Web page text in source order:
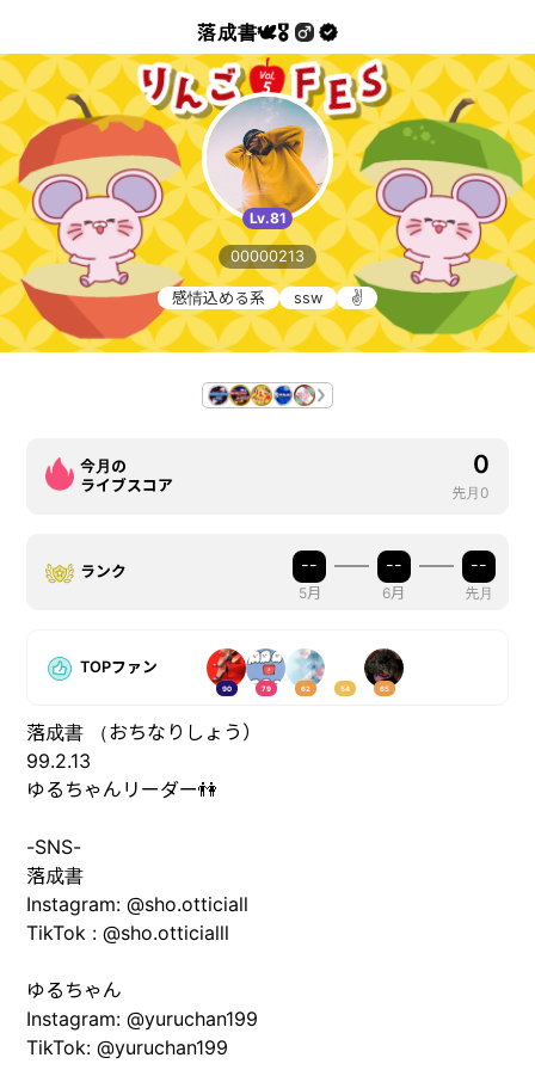
落成書🕊️🎖️
Lv.81
00000213
感情込める系 ssw ✌️
今月の
ライブスコア
0
先月0
ランク --
5月
--
6月
--
先月
TOPファン
90 79 62 54 65
落成書 （おちなりしょう）
99.2.13
ゆるちゃんリーダー👫
-SNS-
落成書
Instagram: @sho.otticiall
TikTok : @sho.otticialll
ゆるちゃん
Instagram: @yuruchan199
TikTok: @yuruchan199